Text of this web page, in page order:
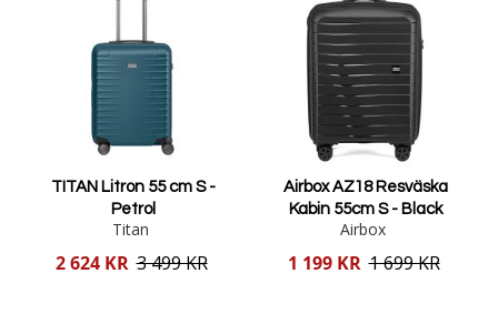
TITAN Litron 55 cm S -
Petrol
Titan
Reducerat
2 624 KR 3 499 KR
Airbox AZ18 Resväska
Kabin 55cm S - Black
Airbox
Reducerat
1 199 KR 1 699 KR